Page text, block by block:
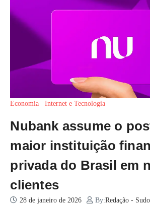
Economia Internet e Tecnologia
Nubank assume o
maior instituição
privada do Brasil em
clientes
28 de janeiro de 2026 By:Redação -